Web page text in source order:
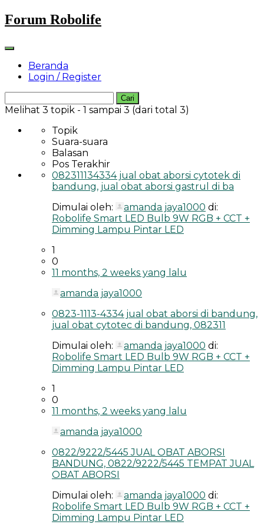
Skip
to
Forum Robolife
Beranda
Login / Register
untuk:
Melihat 3 topik - 1 sampai 3 (dari total 3)
Topik
Suara-suara
Balasan
Pos Terakhir
082311134334 jual obat aborsi cytotek di
bandung, jual obat aborsi gastrul di ba
Dimulai oleh:
amanda jaya1000 di:
Robolife Smart LED Bulb 9W RGB + CCT +
Dimming Lampu Pintar LED
1
0
11 months, 2 weeks yang lalu
amanda jaya1000
0823-1113-4334 jual obat aborsi di bandung,
jual obat cytotec di bandung, 082311
Dimulai oleh:
amanda jaya1000 di:
Robolife Smart LED Bulb 9W RGB + CCT +
Dimming Lampu Pintar LED
1
0
11 months, 2 weeks yang lalu
amanda jaya1000
0822/9222/5445 JUAL OBAT ABORSI
BANDUNG, 0822/9222/5445 TEMPAT JUAL
OBAT ABORSI
Dimulai oleh:
amanda jaya1000 di:
Robolife Smart LED Bulb 9W RGB + CCT +
Dimming Lampu Pintar LED